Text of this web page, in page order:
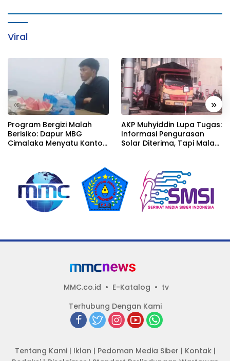
Viral
« »
Program Bergizi Malah
Berisiko: Dapur MBG
Cimalaka Menyatu Kantor
AKP Muhyiddin Lupa Tugas:
Informasi Pengurasan
Solar Diterima, Tapi Malah
MMC.co.id E-Katalog
tv
Terhubung Dengan Kami
Tentang Kami| Iklan | Pedoman Media Siber | Kontak|